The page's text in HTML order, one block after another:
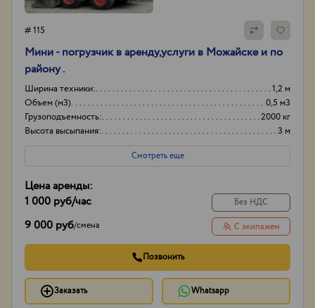
# 115
Мини - погрузчик в аренду,услуги в Можайске и по
району .
Ширина техники:
1,2 м
Объем (м3)
0,5 м3
Грузоподъемность:
2000 кг
Высота высыпания:
3 м
Смотреть еще
Цена аренды:
1 000 руб/час
9 000 руб/смена
Без НДС
С экипажем
Позвонить
Заказать Whatsapp